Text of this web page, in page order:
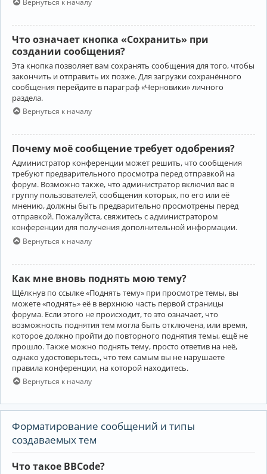
Что означает кнопка «Сохранить» при
создании сообщения?
Эта кнопка позволяет вам сохранять сообщения для того, чтобы
закончить и отправить их позже. Для загрузки сохранённого
сообщения перейдите в параграф «Черновики» личного
раздела.
Вернуться к началу
Почему моё сообщение требует одобрения?
Администратор конференции может решить, что сообщения
требуют предварительного просмотра перед отправкой на
форум. Возможно также, что администратор включил вас в
группу пользователей, сообщения которых, по его или её
мнению, должны быть предварительно просмотрены перед
отправкой. Пожалуйста, свяжитесь с администратором
конференции для получения дополнительной информации.
Вернуться к началу
Как мне вновь поднять мою тему?
Щёлкнув по ссылке «Поднять тему» при просмотре темы, вы
можете «поднять» её в верхнюю часть первой страницы
форума. Если этого не происходит, то это означает, что
возможность поднятия тем могла быть отключена, или время,
которое должно пройти до повторного поднятия темы, ещё не
прошло. Также можно поднять тему, просто ответив на неё,
однако удостоверьтесь, что тем самым вы не нарушаете
правила конференции, на которой находитесь.
Вернуться к началу
Форматирование сообщений и типы
создаваемых тем
Что такое BBCode?